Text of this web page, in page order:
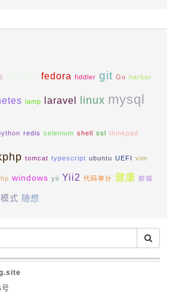
fedora fiddler git Go harbor
lamp laravel linux mysql
redis selenium shell ssl thinkpad
tomcat typescript ubuntu UEFI vim
windows yii Yii2 代码审计 健康 前端
式 随想